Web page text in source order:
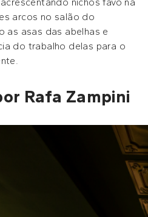
arcos no salão do
as asas das abelhas e
do trabalho delas para o
Rafa Zampini